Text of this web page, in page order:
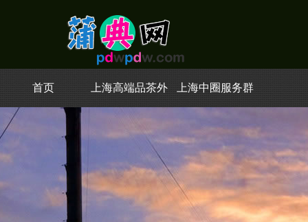
首页 上海高端品茶外 上海中圈服务群